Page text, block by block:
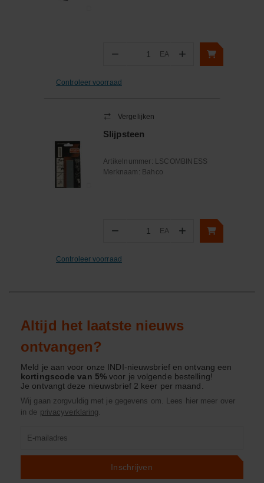
− Aantal
EA +
Controleer voorraad
Vergelijken
Slijpsteen
Artikelnummer: LSCOMBINESS
Merknaam: Bahco
− Aantal
EA +
Controleer voorraad
Altijd het laatste nieuws
ontvangen?
Meld je aan voor onze INDI-nieuwsbrief en ontvang een
kortingscode van 5%voor je volgende bestelling!
Je ontvangt deze nieuwsbrief 2 keer per maand.
Wij gaan zorgvuldig met je gegevens om. Lees hier meer over
in de privacyverklaring.
Inschrijven